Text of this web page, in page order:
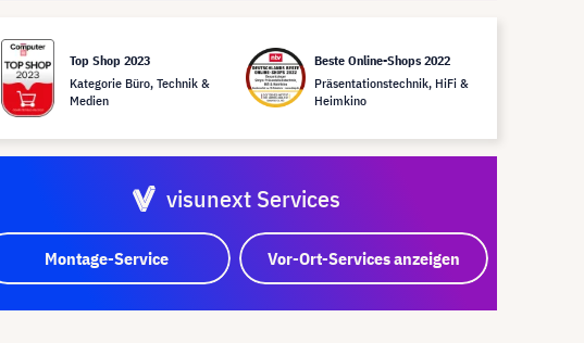
Top Shop 2023
Kategorie Büro, Technik &
Medien
Beste Online-Shops 2022
Präsentationstechnik, HiFi &
Heimkino
visunext Services
Montage-Service Vor-Ort-Services anzeigen